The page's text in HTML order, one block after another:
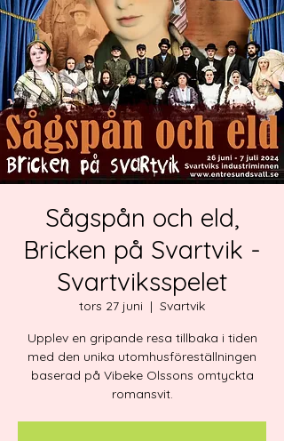
Sågspån och eld,
Bricken på Svartvik -
Svartviksspelet
tors 27 juni
  |
Svartvik
Upplev en gripande resa tillbaka i tiden
med den unika utomhusföreställningen
baserad på Vibeke Olssons omtyckta
romansvit.